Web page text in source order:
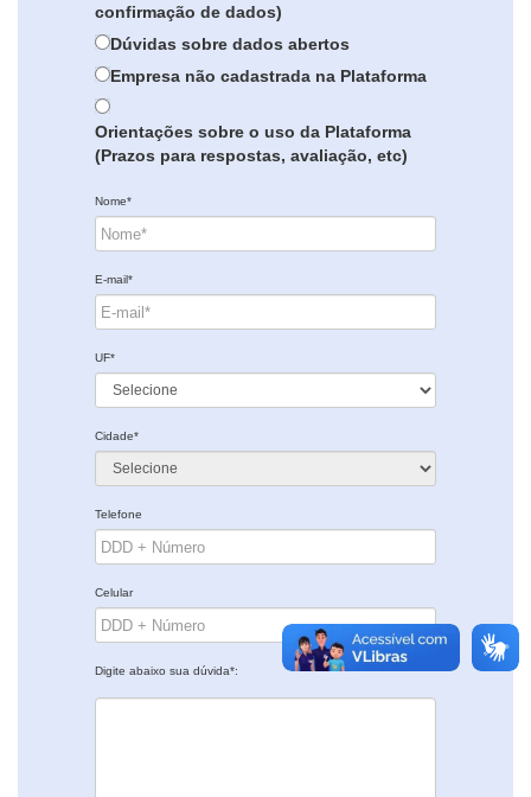
confirmação de dados)
Dúvidas sobre dados abertos
Empresa não cadastrada na Plataforma
Orientações sobre o uso da Plataforma
(Prazos para respostas, avaliação, etc)
Nome*
E-mail*
UF*
Cidade*
Telefone
Celular
Digite abaixo sua dúvida*: